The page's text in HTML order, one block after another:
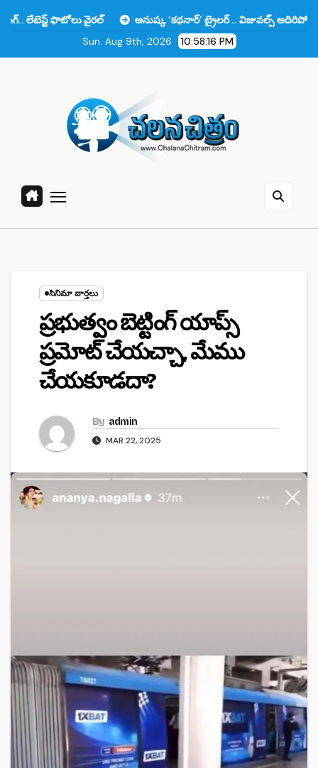
వైరల్
అనుష్క ‘కథనార్’ ట్రైలర్ .. విజువల్స్ అదిరిపోయాయి కానీ ఆ
Sun. Aug 9th, 2026
10:58:17 PM
సినిమా వార్తలు
ప్రభుత్వం బెట్టింగ్ యాప్స్
ప్రమోట్ చేయచ్చా, మేము
చేయకూడదా?
By admin
MAR 22, 2025